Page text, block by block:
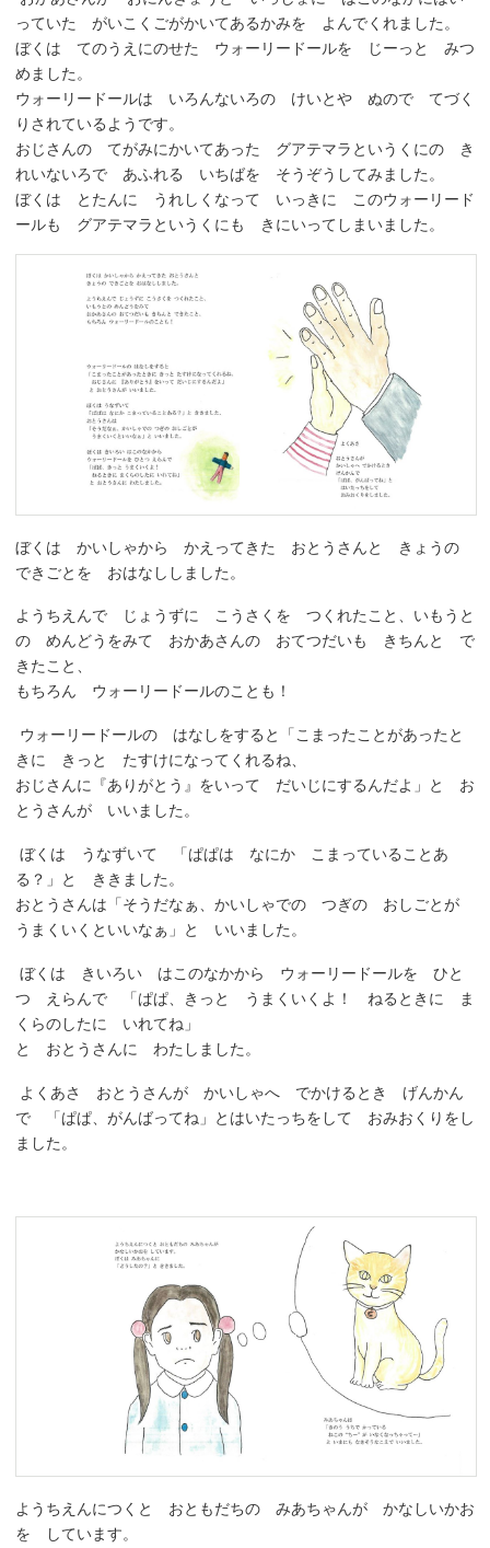
っていた がいこくごがかいてあるかみを よんでくれました。
ぼくは てのうえにのせた ウォーリードールを じーっと みつ
めました。
ウォーリードールは いろんないろの けいとや ぬので てづく
りされているようです。
おじさんの てがみにかいてあった グアテマラというくにの き
れいないろで あふれる いちばを そうぞうしてみました。
ぼくは とたんに うれしくなって いっきに このウォーリード
ールも グアテマラというくにも きにいってしまいました。
ぼくは かいしゃから かえってきた おとうさんと きょうの
できごとを おはなししました。
ようちえんで じょうずに こうさくを つくれたこと、いもうと
の めんどうをみて おかあさんの おてつだいも きちんと で
きたこと、
もちろん ウォーリードールのことも！
ウォーリードールの はなしをすると「こまったことがあったと
きに きっと たすけになってくれるね、
おじさんに『ありがとう』をいって だいじにするんだよ」と お
とうさんが いいました。
ぼくは うなずいて 「ぱぱは なにか こまっていることあ
る？」と ききました。
おとうさんは「そうだなぁ、かいしゃでの つぎの おしごとが
うまくいくといいなぁ」と いいました。
ぼくは きいろい はこのなかから ウォーリードールを ひと
つ えらんで 「ぱぱ、きっと うまくいくよ！ ねるときに ま
くらのしたに いれてね」
と おとうさんに わたしました。
よくあさ おとうさんが かいしゃへ でかけるとき げんかん
で 「ぱぱ、がんばってね」とはいたっちをして おみおくりをし
ました。
ようちえんにつくと おともだちの みあちゃんが かなしいかお
を しています。